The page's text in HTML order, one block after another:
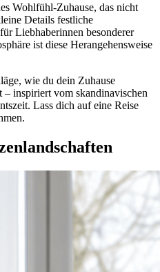
Wohlfühl-Zuhause, das nicht
Details festliche
Liebhaberinnen besonderer
ist diese Herangehensweise
wie du dein Zuhause
inspiriert vom skandinavischen
Lass dich auf eine Reise